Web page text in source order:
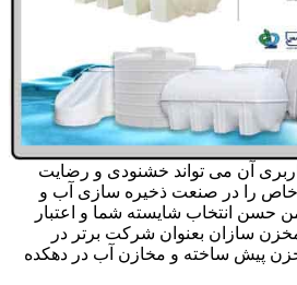
آن می تواند خشنودی و رضایت
را در صنعت ذخیره سازی آب و
حسن انتخاب شایسته شما و اعتبار
سازان بعنوان شرکت برتر در
پیش ساخته و مخازن آب در دهکده